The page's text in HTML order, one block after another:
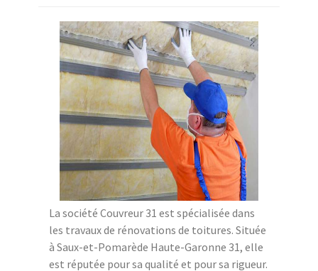
La société Couvreur 31 est spécialisée dans
les travaux de rénovations de toitures. Située
à Saux-et-Pomarède Haute-Garonne 31, elle
est réputée pour sa qualité et pour sa rigueur.